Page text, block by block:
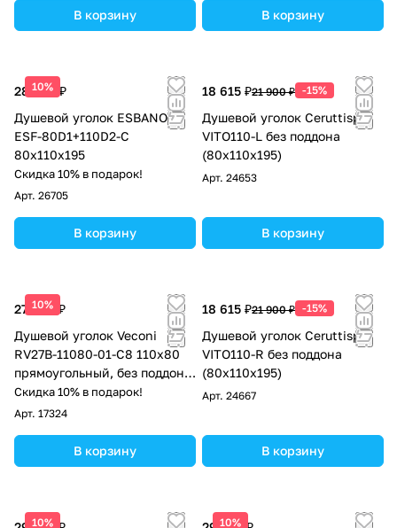
В корзину В корзину
10%
28 050 ₽
Душевой уголок ESBANO
ESF-80D1+110D2-C
80х110х195
Скидка 10% в подарок!
Арт. 26705
В корзину
18 615 ₽21 900 ₽ -15%
Душевой уголок Ceruttispa
VITO110-L без поддона
(80x110x195)
Арт. 24653
В корзину
10%
27 698 ₽
Душевой уголок Veconi
RV27B-11080-01-C8 110х80
прямоугольный, без поддона,
прозрачное стекло, черный
матовый
Скидка 10% в подарок!
Арт. 17324
В корзину
18 615 ₽21 900 ₽ -15%
Душевой уголок Ceruttispa
VITO110-R без поддона
(80x110x195)
Арт. 24667
В корзину
10% 10%